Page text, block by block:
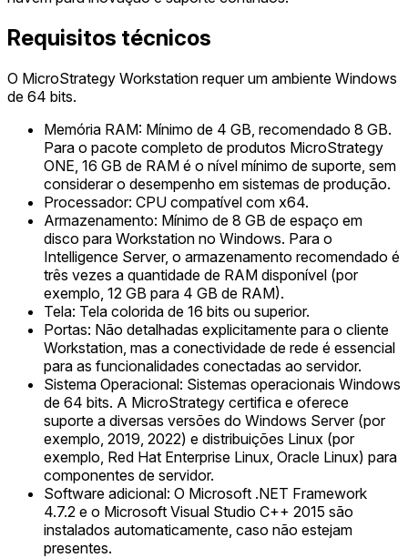
Requisitos técnicos
O MicroStrategy Workstation requer um ambiente Windows
de 64 bits.
Memória RAM: Mínimo de 4 GB, recomendado 8 GB.
Para o pacote completo de produtos MicroStrategy
ONE, 16 GB de RAM é o nível mínimo de suporte, sem
considerar o desempenho em sistemas de produção.
Processador: CPU compatível com x64.
Armazenamento: Mínimo de 8 GB de espaço em
disco para Workstation no Windows. Para o
Intelligence Server, o armazenamento recomendado é
três vezes a quantidade de RAM disponível (por
exemplo, 12 GB para 4 GB de RAM).
Tela: Tela colorida de 16 bits ou superior.
Portas: Não detalhadas explicitamente para o cliente
Workstation, mas a conectividade de rede é essencial
para as funcionalidades conectadas ao servidor.
Sistema Operacional: Sistemas operacionais Windows
de 64 bits. A MicroStrategy certifica e oferece
suporte a diversas versões do Windows Server (por
exemplo, 2019, 2022) e distribuições Linux (por
exemplo, Red Hat Enterprise Linux, Oracle Linux) para
componentes de servidor.
Software adicional: O Microsoft .NET Framework
4.7.2 e o Microsoft Visual Studio C++ 2015 são
instalados automaticamente, caso não estejam
presentes.